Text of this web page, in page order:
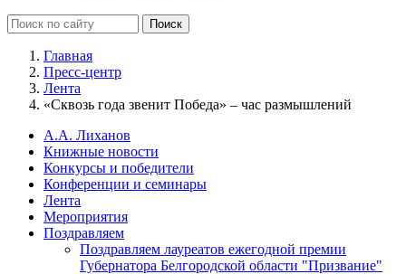
Главная
Пресс-центр
Лента
«Сквозь года звенит Победа» – час размышлений
А.А. Лиханов
Книжные новости
Конкурсы и победители
Конференции и семинары
Лента
Мероприятия
Поздравляем
Поздравляем лауреатов ежегодной премии
Губернатора Белгородской области "Призвание"